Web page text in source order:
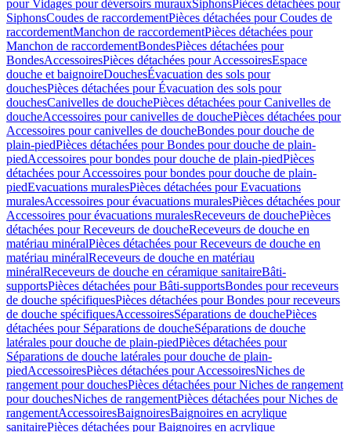
pour Vidages pour déversoirs murauxSiphonsPièces détachées pour
SiphonsCoudes de raccordementPièces détachées pour Coudes de
raccordementManchon de raccordementPièces détachées pour
Manchon de raccordementBondesPièces détachées pour
BondesAccessoiresPièces détachées pour AccessoiresEspace
douche et baignoireDouchesÉvacuation des sols pour
douchesPièces détachées pour Évacuation des sols pour
douchesCanivelles de douchePièces détachées pour Canivelles de
doucheAccessoires pour canivelles de douchePièces détachées pour
Accessoires pour canivelles de doucheBondes pour douche de
plain-piedPièces détachées pour Bondes pour douche de plain-
piedAccessoires pour bondes pour douche de plain-piedPièces
détachées pour Accessoires pour bondes pour douche de plain-
piedEvacuations muralesPièces détachées pour Evacuations
muralesAccessoires pour évacuations muralesPièces détachées pour
Accessoires pour évacuations muralesReceveurs de douchePièces
détachées pour Receveurs de doucheReceveurs de douche en
matériau minéralPièces détachées pour Receveurs de douche en
matériau minéralReceveurs de douche en matériau
minéralReceveurs de douche en céramique sanitaireBâti-
supportsPièces détachées pour Bâti-supportsBondes pour receveurs
de douche spécifiquesPièces détachées pour Bondes pour receveurs
de douche spécifiquesAccessoiresSéparations de douchePièces
détachées pour Séparations de doucheSéparations de douche
latérales pour douche de plain-piedPièces détachées pour
Séparations de douche latérales pour douche de plain-
piedAccessoiresPièces détachées pour AccessoiresNiches de
rangement pour douchesPièces détachées pour Niches de rangement
pour douchesNiches de rangementPièces détachées pour Niches de
rangementAccessoiresBaignoiresBaignoires en acrylique
sanitairePièces détachées pour Baignoires en acrylique